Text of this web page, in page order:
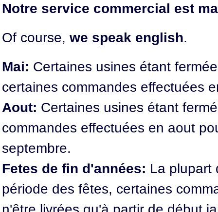
Notre service commercial est
Of course, we speak english.
Mai: Certaines usines étant
certaines commandes effectuées
Aout: Certaines usines étant
commandes effectuées en aout
septembre.
Fetes de fin d'années: La plupart
période des fêtes, certaines